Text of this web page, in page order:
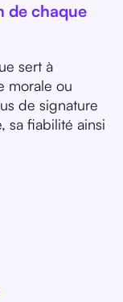
de chaque
sert à
morale ou
de signature
sa fiabilité ainsi